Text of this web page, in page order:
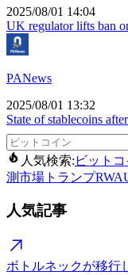
2025/08/01 14:04
UK regulator lifts ban
PANews
2025/08/01 13:32
State of stablecoins
人気検索: ビット
測市場 トランプRWA
人気記事
ボトルネックが移